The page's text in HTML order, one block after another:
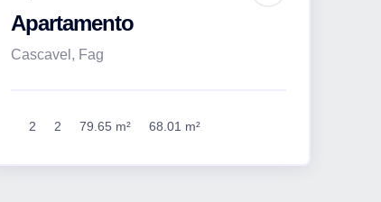
Apartamento
Cascavel, Fag
2 2 79.65 m² 68.01 m²